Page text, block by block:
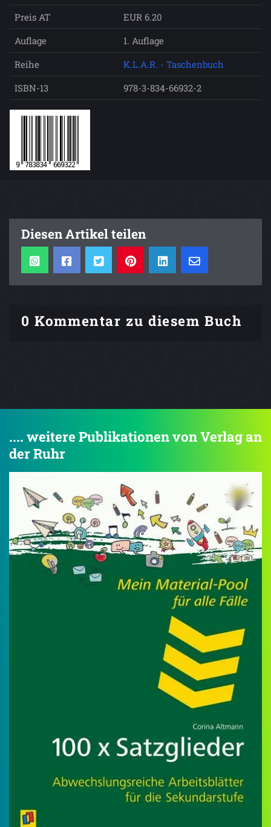
Preis AT
EUR 6.20
Auflage
1. Auflage
Reihe
K.L.A.R. - Taschenbuch
ISBN-13
978-3-834-66932-2
Diesen Artikel teilen
0 Kommentar zu diesem Buch
.... weitere Publikationen von Verlag an
der Ruhr